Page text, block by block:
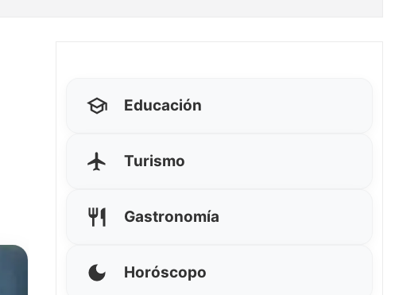
Educación
Turismo
Gastronomía
Horóscopo